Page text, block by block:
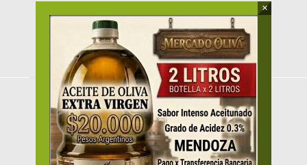
MENU
HOME
PRODUCTOS
×